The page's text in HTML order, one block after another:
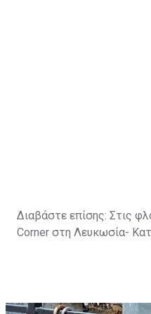
Διαβάστε επίσης: Στις
Corner στη Λευκωσία-